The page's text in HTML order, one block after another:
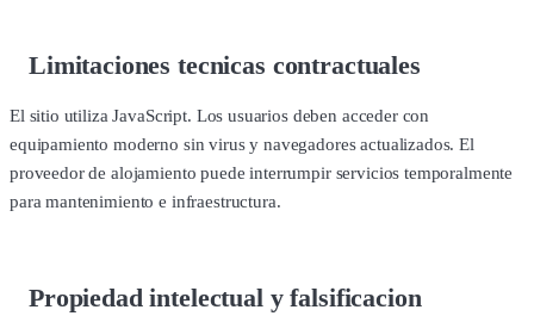
Limitaciones tecnicas contractuales
El sitio utiliza JavaScript. Los usuarios deben acceder con
equipamiento moderno sin virus y navegadores actualizados. El
proveedor de alojamiento puede interrumpir servicios temporalmente
para mantenimiento e infraestructura.
Propiedad intelectual y falsificacion